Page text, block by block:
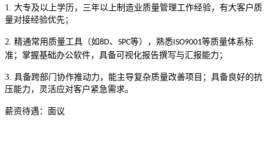
1. 大专及以上学历，三年以上制造业质量管理工作经验，有大客户质
量对接经验优先；
2. 精通常用质量工具（如8D、 SPC等），熟悉ISO9001等质量体系标
准；掌握基础办公软件，具备可视化报告撰写与汇报能力；
3. 具备跨部门协作推动力，能主导复杂质量改善项目；具备良好的抗
压能力，灵活应对客户紧急需求。
薪资待遇：面议